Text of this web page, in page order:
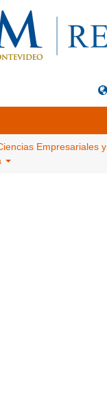
Empresariales y